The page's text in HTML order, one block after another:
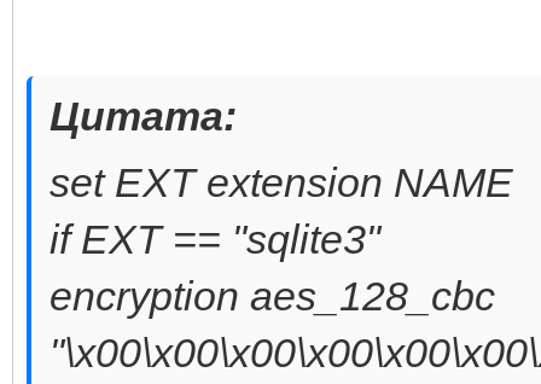
Цитата:
set EXT extension NAME
if EXT == "sqlite3"
encryption aes_128_cbc